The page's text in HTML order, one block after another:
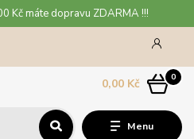
Kč máte dopravu ZDARMA !!!
Menu
0
0,00 Kč